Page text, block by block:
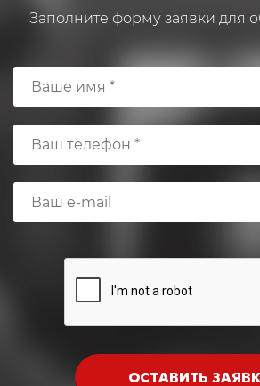
Заполните форму заявки для
ОСТАВИТЬ